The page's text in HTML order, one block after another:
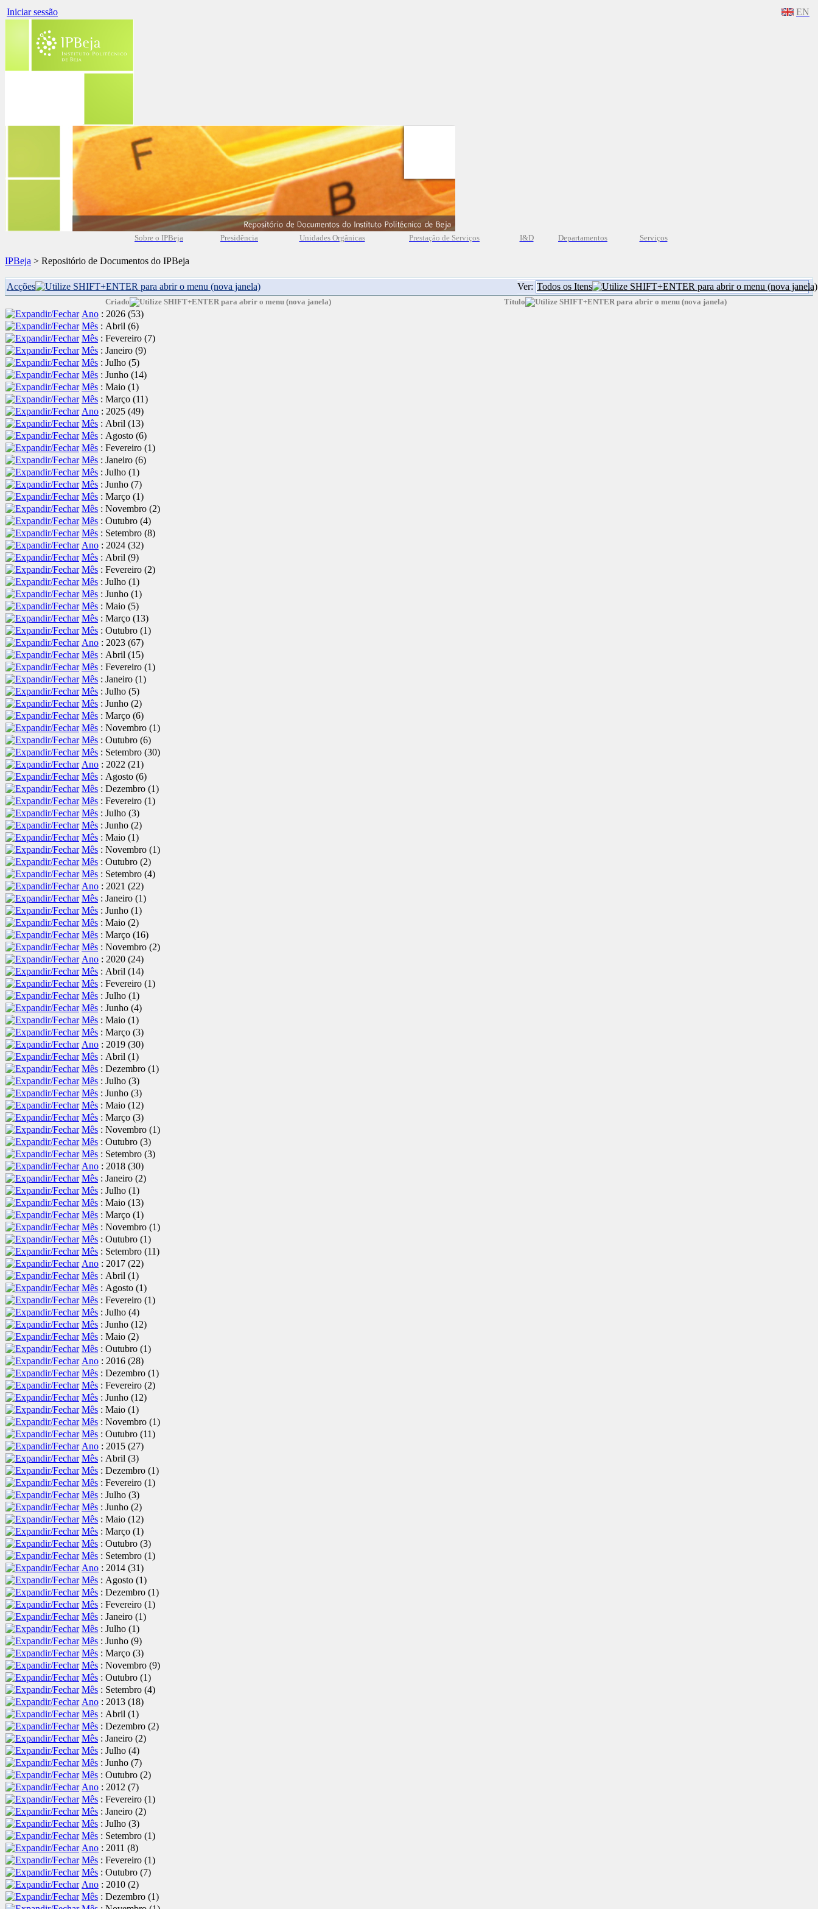
Iniciar sessão EN
Sobre o IPBeja Presidência Unidades Orgânicas Prestação de Serviços I&D Departamentos Serviços
IPBeja > Repositório de Documentos do IPBeja
Acções Ver: Todos os Itens
Criado Título
Ano : 2026 ‎(53)
Mês : Abril ‎(6)
Mês : Fevereiro ‎(7)
Mês : Janeiro ‎(9)
Mês : Julho ‎(5)
Mês : Junho ‎(14)
Mês : Maio ‎(1)
Mês : Março ‎(11)
Ano : 2025 ‎(49)
Mês : Abril ‎(13)
Mês : Agosto ‎(6)
Mês : Fevereiro ‎(1)
Mês : Janeiro ‎(6)
Mês : Julho ‎(1)
Mês : Junho ‎(7)
Mês : Março ‎(1)
Mês : Novembro ‎(2)
Mês : Outubro ‎(4)
Mês : Setembro ‎(8)
Ano : 2024 ‎(32)
Mês : Abril ‎(9)
Mês : Fevereiro ‎(2)
Mês : Julho ‎(1)
Mês : Junho ‎(1)
Mês : Maio ‎(5)
Mês : Março ‎(13)
Mês : Outubro ‎(1)
Ano : 2023 ‎(67)
Mês : Abril ‎(15)
Mês : Fevereiro ‎(1)
Mês : Janeiro ‎(1)
Mês : Julho ‎(5)
Mês : Junho ‎(2)
Mês : Março ‎(6)
Mês : Novembro ‎(1)
Mês : Outubro ‎(6)
Mês : Setembro ‎(30)
Ano : 2022 ‎(21)
Mês : Agosto ‎(6)
Mês : Dezembro ‎(1)
Mês : Fevereiro ‎(1)
Mês : Julho ‎(3)
Mês : Junho ‎(2)
Mês : Maio ‎(1)
Mês : Novembro ‎(1)
Mês : Outubro ‎(2)
Mês : Setembro ‎(4)
Ano : 2021 ‎(22)
Mês : Janeiro ‎(1)
Mês : Junho ‎(1)
Mês : Maio ‎(2)
Mês : Março ‎(16)
Mês : Novembro ‎(2)
Ano : 2020 ‎(24)
Mês : Abril ‎(14)
Mês : Fevereiro ‎(1)
Mês : Julho ‎(1)
Mês : Junho ‎(4)
Mês : Maio ‎(1)
Mês : Março ‎(3)
Ano : 2019 ‎(30)
Mês : Abril ‎(1)
Mês : Dezembro ‎(1)
Mês : Julho ‎(3)
Mês : Junho ‎(3)
Mês : Maio ‎(12)
Mês : Março ‎(3)
Mês : Novembro ‎(1)
Mês : Outubro ‎(3)
Mês : Setembro ‎(3)
Ano : 2018 ‎(30)
Mês : Janeiro ‎(2)
Mês : Julho ‎(1)
Mês : Maio ‎(13)
Mês : Março ‎(1)
Mês : Novembro ‎(1)
Mês : Outubro ‎(1)
Mês : Setembro ‎(11)
Ano : 2017 ‎(22)
Mês : Abril ‎(1)
Mês : Agosto ‎(1)
Mês : Fevereiro ‎(1)
Mês : Julho ‎(4)
Mês : Junho ‎(12)
Mês : Maio ‎(2)
Mês : Outubro ‎(1)
Ano : 2016 ‎(28)
Mês : Dezembro ‎(1)
Mês : Fevereiro ‎(2)
Mês : Junho ‎(12)
Mês : Maio ‎(1)
Mês : Novembro ‎(1)
Mês : Outubro ‎(11)
Ano : 2015 ‎(27)
Mês : Abril ‎(3)
Mês : Dezembro ‎(1)
Mês : Fevereiro ‎(1)
Mês : Julho ‎(3)
Mês : Junho ‎(2)
Mês : Maio ‎(12)
Mês : Março ‎(1)
Mês : Outubro ‎(3)
Mês : Setembro ‎(1)
Ano : 2014 ‎(31)
Mês : Agosto ‎(1)
Mês : Dezembro ‎(1)
Mês : Fevereiro ‎(1)
Mês : Janeiro ‎(1)
Mês : Julho ‎(1)
Mês : Junho ‎(9)
Mês : Março ‎(3)
Mês : Novembro ‎(9)
Mês : Outubro ‎(1)
Mês : Setembro ‎(4)
Ano : 2013 ‎(18)
Mês : Abril ‎(1)
Mês : Dezembro ‎(2)
Mês : Janeiro ‎(2)
Mês : Julho ‎(4)
Mês : Junho ‎(7)
Mês : Outubro ‎(2)
Ano : 2012 ‎(7)
Mês : Fevereiro ‎(1)
Mês : Janeiro ‎(2)
Mês : Julho ‎(3)
Mês : Setembro ‎(1)
Ano : 2011 ‎(8)
Mês : Fevereiro ‎(1)
Mês : Outubro ‎(7)
Ano : 2010 ‎(2)
Mês : Dezembro ‎(1)